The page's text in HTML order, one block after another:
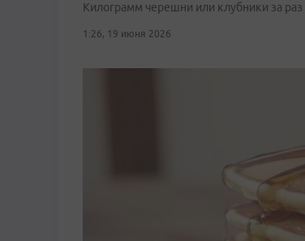
Килограмм черешни или клубники за
1:26, 19 июня 2026